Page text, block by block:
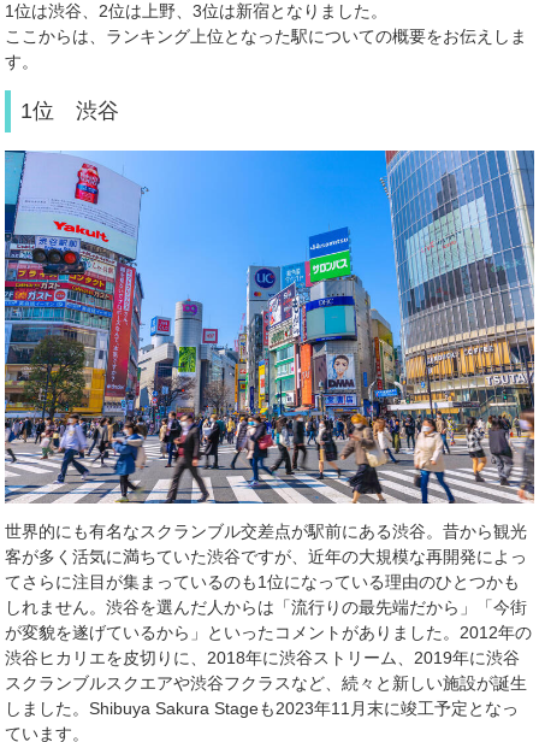
1位は渋谷、 2位は上野、3位は新宿となりました。
ここからは、ランキング上位となった駅についての概要をお伝えしま
す。
1位 渋谷
世界的にも有名なスクランブル交差点が駅前にある渋谷。昔から観光
客が多く活気に満ちていた渋谷ですが、近年の大規模な再開発によっ
てさらに注目が集まっているのも1位になっている理由のひとつかも
しれません。渋谷を選んだ人からは「流行りの最先端だから」「今街
が変貌を遂げているから」といったコメントがありました。2012年の
渋谷ヒカリエを皮切りに、 2018年に渋谷ストリーム、 2019年に渋谷
スクランブルスクエアや渋谷フクラスなど、続々と新しい施設が誕生
しました。Shibuya Sakura Stageも2023年11 月末に竣工予定となっ
ています。